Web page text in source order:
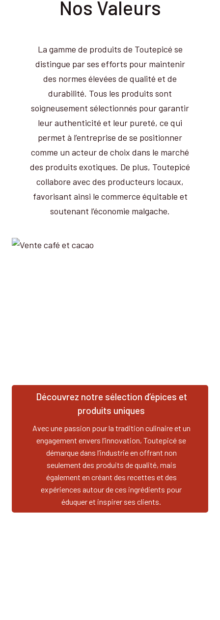
Nos Valeurs
La gamme de produits de Toutepicé se
distingue par ses efforts pour maintenir
des normes élevées de qualité et de
durabilité. Tous les produits sont
soigneusement sélectionnés pour garantir
leur authenticité et leur pureté, ce qui
permet à l’entreprise de se positionner
comme un acteur de choix dans le marché
des produits exotiques. De plus, Toutepicé
collabore avec des producteurs locaux,
favorisant ainsi le commerce équitable et
soutenant l’économie malgache.
Découvrez notre sélection d’épices et
produits uniques
Avec une passion pour la tradition culinaire et un
engagement envers l’innovation, Toutepicé se
démarque dans l’industrie en offrant non
seulement des produits de qualité, mais
également en créant des recettes et des
expériences autour de ces ingrédients pour
éduquer et inspirer ses clients.